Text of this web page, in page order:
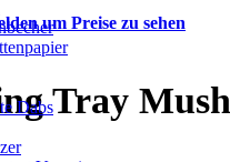
Dabs
um Preise zu sehen
Tray